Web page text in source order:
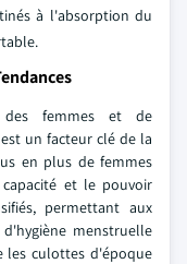
à l'absorption du
des femmes et de
un facteur clé de la
en plus de femmes
et le pouvoir
permettant aux
menstruelle
les culottes d'époque